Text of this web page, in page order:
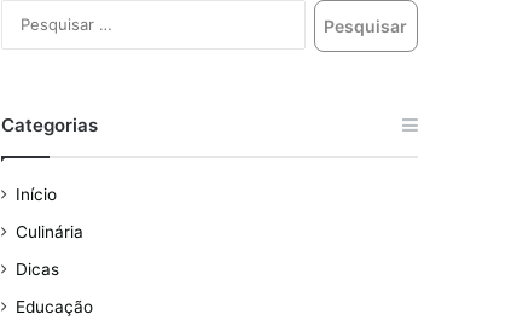
Categorias
Início
Culinária
Dicas
Educação